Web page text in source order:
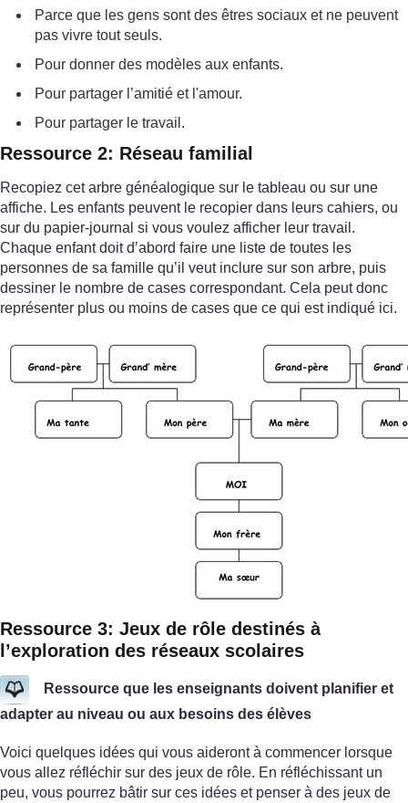
Parce que les gens sont des êtres sociaux et ne peuvent
pas vivre tout seuls.
Pour donner des modèles aux enfants.
Pour partager l’amitié et l'amour.
Pour partager le travail.
Ressource 2: Réseau familial
Recopiez cet arbre généalogique sur le tableau ou sur une
affiche. Les enfants peuvent le recopier dans leurs cahiers, ou
sur du papier-journal si vous voulez afficher leur travail.
Chaque enfant doit d’abord faire une liste de toutes les
personnes de sa famille qu’il veut inclure sur son arbre, puis
dessiner le nombre de cases correspondant. Cela peut donc
représenter plus ou moins de cases que ce qui est indiqué ici.
Ressource 3: Jeux de rôle destinés à
l’exploration des réseaux scolaires
Ressource que les enseignants doivent planifier et
adapter au niveau ou aux besoins des élèves
Voici quelques idées qui vous aideront à commencer lorsque
vous allez réfléchir sur des jeux de rôle. En réfléchissant un
peu, vous pourrez bâtir sur ces idées et penser à des jeux de